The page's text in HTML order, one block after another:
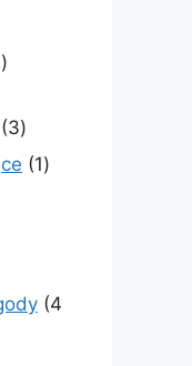
2
33
produkty
11
4